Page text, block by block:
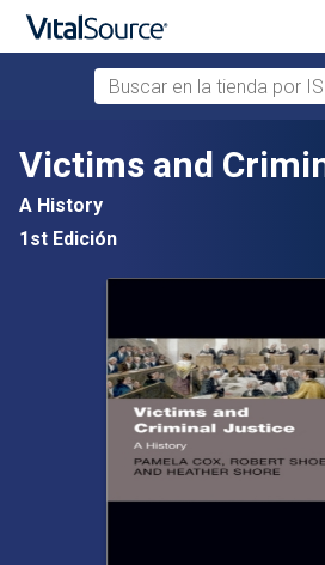
Saltar al contenido principal
Buscar en la tienda por
Victims and
A History
1st Edición